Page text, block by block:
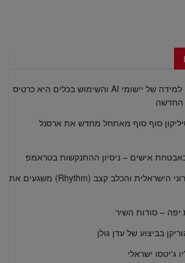
העולם לא מחכה: למה למידה של יישומי AI והשימוש בכלים היא כרטיס
החדשה
סוף סוף מאתחל מחדש את ארסנל
אישים – ניסיון ההתנקשות בטראמפ
אמריקה גוט טאלנט – רוני הישראלית והכלב קצב (Rhythm) משגעים את
יפה – סודות השיר
בביצוע של עדן גולן